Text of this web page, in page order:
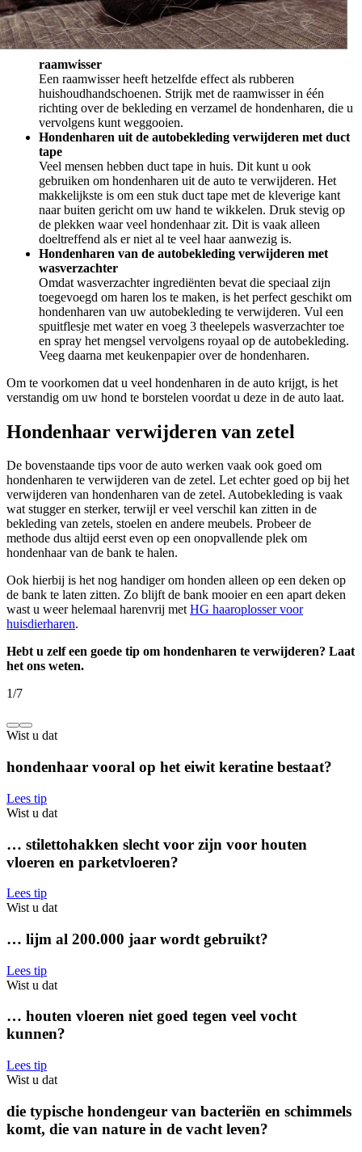
raamwisser
Een raamwisser heeft hetzelfde effect als rubberen
huishoudhandschoenen. Strijk met de raamwisser in één
richting over de bekleding en verzamel de hondenharen, die u
vervolgens kunt weggooien.
Hondenharen uit de autobekleding verwijderen met duct
tape
Veel mensen hebben duct tape in huis. Dit kunt u ook
gebruiken om hondenharen uit de auto te verwijderen. Het
makkelijkste is om een stuk duct tape met de kleverige kant
naar buiten gericht om uw hand te wikkelen. Druk stevig op
de plekken waar veel hondenhaar zit. Dit is vaak alleen
doeltreffend als er niet al te veel haar aanwezig is.
Hondenharen van de autobekleding verwijderen met
wasverzachter
Omdat wasverzachter ingrediënten bevat die speciaal zijn
toegevoegd om haren los te maken, is het perfect geschikt om
hondenharen van uw autobekleding te verwijderen. Vul een
spuitflesje met water en voeg 3 theelepels wasverzachter toe
en spray het mengsel vervolgens royaal op de autobekleding.
Veeg daarna met keukenpapier over de hondenharen.
Om te voorkomen dat u veel hondenharen in de auto krijgt, is het
verstandig om uw hond te borstelen voordat u deze in de auto laat.
Hondenhaar verwijderen van zetel
De bovenstaande tips voor de auto werken vaak ook goed om
hondenharen te verwijderen van de zetel. Let echter goed op bij het
verwijderen van hondenharen van de zetel. Autobekleding is vaak
wat stugger en sterker, terwijl er veel verschil kan zitten in de
bekleding van zetels, stoelen en andere meubels. Probeer de
methode dus altijd eerst even op een onopvallende plek om
hondenhaar van de bank te halen.
Ook hierbij is het nog handiger om honden alleen op een deken op
de bank te laten zitten. Zo blijft de bank mooier en een apart deken
wast u weer helemaal harenvrij metHG haaroplosser voor
huisdierharen.
Hebt u zelf een goede tip om hondenharen te verwijderen? Laat
het ons weten.
1/7
Wist u dat
hondenhaar vooral op het eiwit keratine bestaat?
Lees tip
Wist u dat
… stilettohakken slecht voor zijn voor houten
vloeren en parketvloeren?
Lees tip
Wist u dat
… lijm al 200.000 jaar wordt gebruikt?
Lees tip
Wist u dat
… houten vloeren niet goed tegen veel vocht
kunnen?
Lees tip
Wist u dat
die typische hondengeur van bacteriën en schimmels
komt, die van nature in de vacht leven?